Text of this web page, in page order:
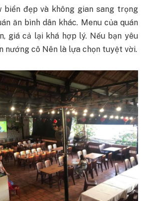
biển đẹp và không gian sang trọng
ăn bình dân khác. Menu của quán
giá cả lại khá hợp lý. Nếu bạn yêu
nướng cô Nên là lựa chọn tuyệt vời.